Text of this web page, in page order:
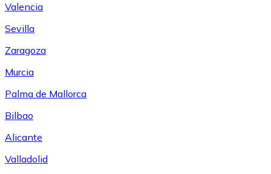
Valencia
Sevilla
Zaragoza
Murcia
Palma de Mallorca
Bilbao
Alicante
Valladolid